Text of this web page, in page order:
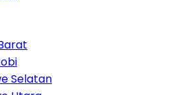
Selatan